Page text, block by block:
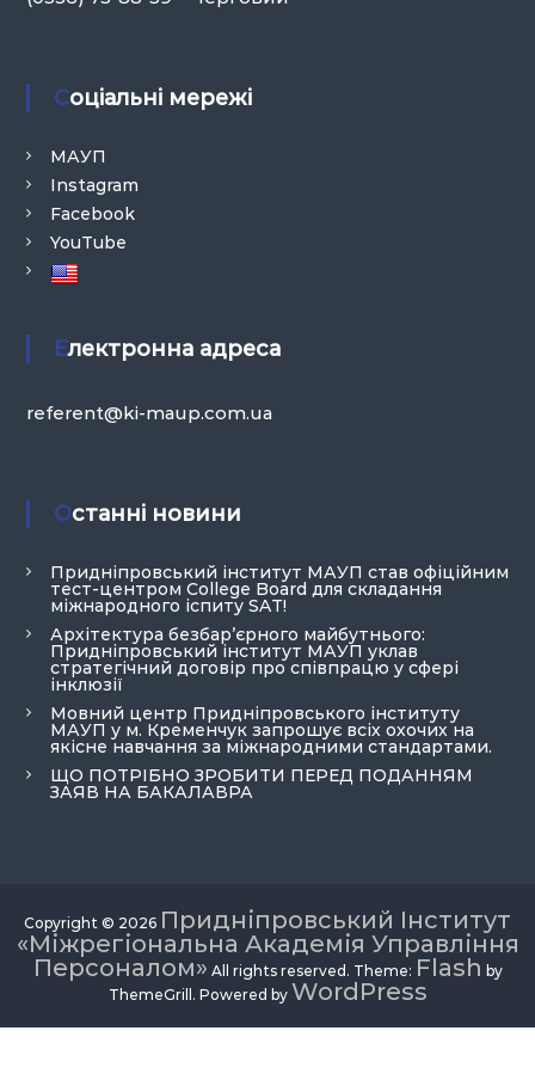
Соціальні мережі
МАУП
Instagram
Facebook
YouTube
Електронна адреса
referent@ki-maup.com.ua
Останні новини
Придніпровський інститут МАУП став офіційним
тест-центром College Board для складання
міжнародного іспиту SAT!
Архітектура безбар’єрного майбутнього:
Придніпровський інститут МАУП уклав
стратегічний договір про співпрацю у сфері
інклюзії
Мовний центр Придніпровського інституту
МАУП у м. Кременчук запрошує всіх охочих на
якісне навчання за міжнародними стандартами.
ЩО ПОТРІБНО ЗРОБИТИ ПЕРЕД ПОДАННЯМ
ЗАЯВ НА БАКАЛАВРА
Copyright © 2026 Придніпровський Інститут
«Міжрегіональна Академія Управління
Персоналом» All rights reserved. Theme: Flash by
ThemeGrill. Powered by WordPress